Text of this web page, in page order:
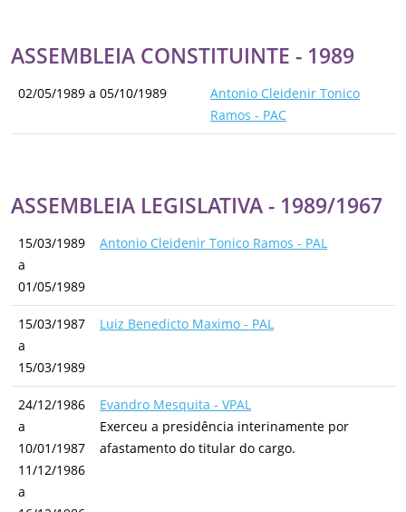
ASSEMBLEIA CONSTITUINTE - 1989
02/05/1989 a 05/10/1989
Antonio Cleidenir Tonico
Ramos - PAC
ASSEMBLEIA LEGISLATIVA - 1989/1967
15/03/1989
a
01/05/1989
Antonio Cleidenir Tonico Ramos - PAL
15/03/1987
a
15/03/1989
Luiz Benedicto Maximo - PAL
24/12/1986
a
10/01/1987
11/12/1986
a
Evandro Mesquita - VPAL
Exerceu a presidência interinamente por
afastamento do titular do cargo.